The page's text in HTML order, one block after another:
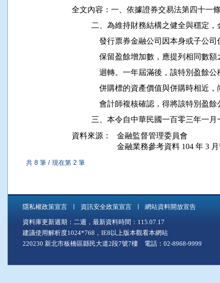
全文內容：一、依據證券交易法第四十一
二、為維持財務結構之健全與穩
發行票券金融公司因本身或子
保留盈餘增加數，應提列相同
迴轉。一年屆滿後，該特別盈
併購標的資產價值與併購時相
會計師複核確認，得將該特別盈
資料來源：
金融監督管理委員會
金融業務參考資料 104 年 3
共 8 筆 / 現在第 2 筆
隱私權政策宣言 資訊安全政策宣言 網站資料開放宣告
資料庫更新週期：二週，最新資料時間：115.07.17
建議使用解析度1024*768，IE8以上版本觀看本網站
220230 新北市板橋區縣民大道2段7號7樓 電話：02-8968-9999